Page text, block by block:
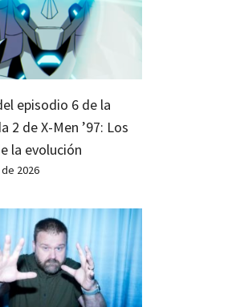
episodio 6 de la
2 de X-Men ’97: Los
la evolución
2026